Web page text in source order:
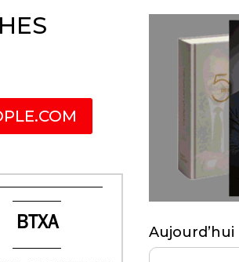
BTXA Aujourd’hui